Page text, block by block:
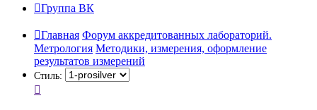
Группа ВК
Главная Форум аккредитованных лабораторий.
Метрология Методики, измерения, оформление
результатов измерений
Стиль: